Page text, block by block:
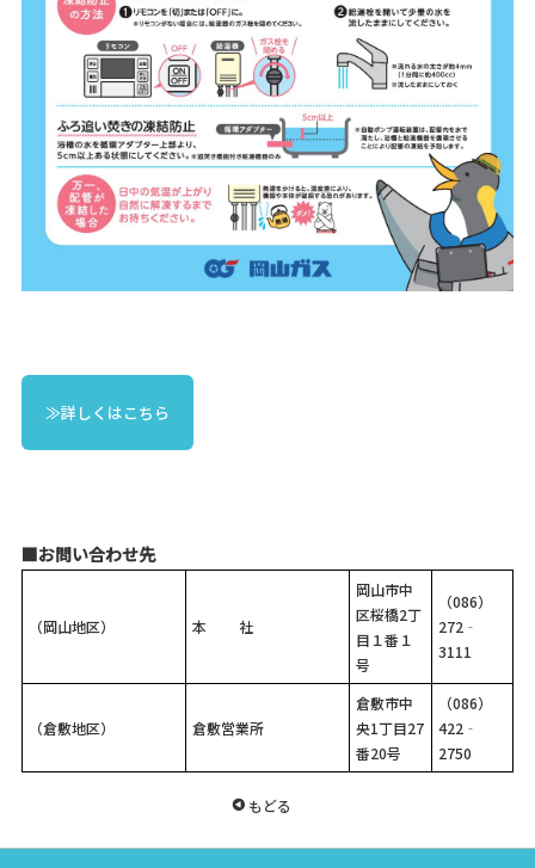
≫詳しくはこちら
■お問い合わせ先
（岡山地区） 本 社
岡山市中
区桜橋2丁
目１番１
号
（086）
272‐
3111
（倉敷地区） 倉敷営業所
倉敷市中
央1丁目27
番20号
（086）
422‐
2750
もどる